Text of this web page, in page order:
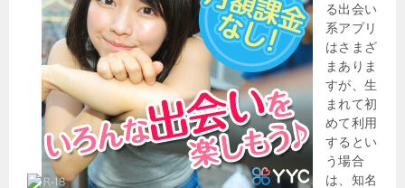
る出会い
系アプリ
はさまざ
まありま
すが、生
まれて初
めて利用
するとい
う場合
は、知名